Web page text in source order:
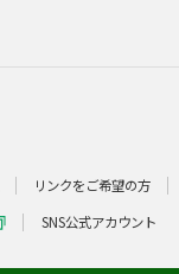
リンクをご希望の方
SNS公式アカウント